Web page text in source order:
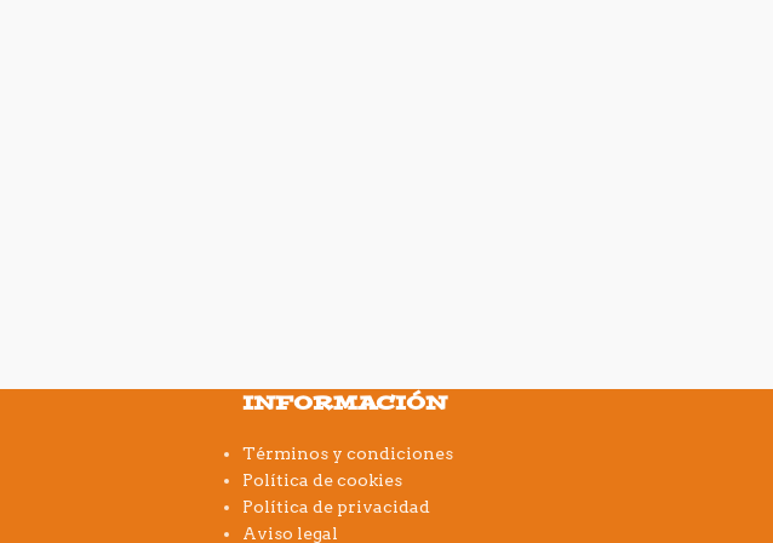
INFORMACIÓN
Términos y condiciones
Política de cookies
Política de privacidad
Aviso legal